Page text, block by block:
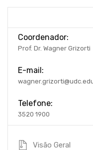
Coordenador:
Prof. Dr. Wagner Grizorti
E-mail:
Telefone:
3520 1900
Visão Geral